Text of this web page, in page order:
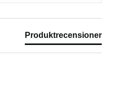
Produktrecensioner